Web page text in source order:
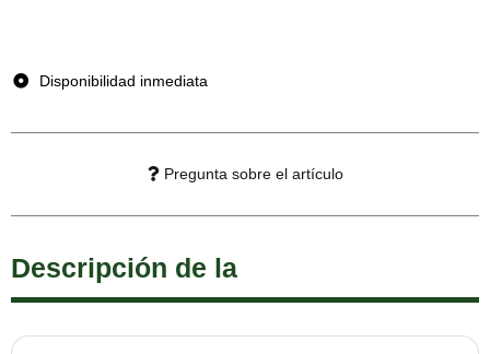
Disponibilidad inmediata
Pregunta sobre el artículo
Descripción de la